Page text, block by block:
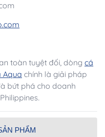
toàn tuyệt đối, dòng cá
Aqua chính là giải pháp
bứt phá cho doanh
PHẨM